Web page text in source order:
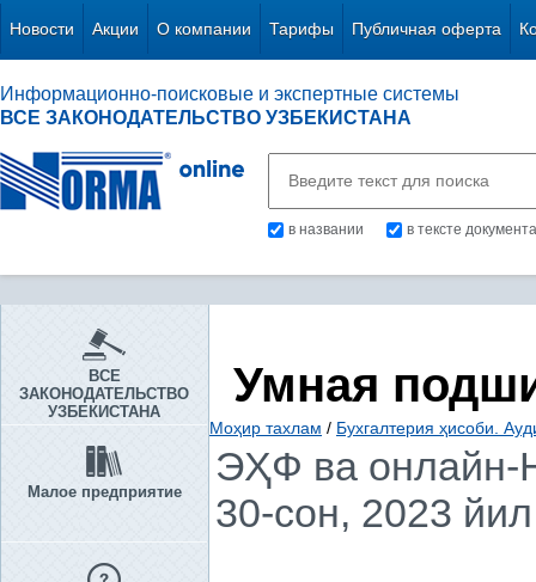
Новости Акции О компании Тарифы Публичная оферта
Информационно-поисковые и экспертные системы
ВСЕ ЗАКОНОДАТЕЛЬСТВО УЗБЕКИСТАНА
в названии в тексте документа
ВСЕ
ЗАКОНОДАТЕЛЬСТВО
УЗБЕКИСТАНА
Малое предприятие
Умная
Моҳир тахлам / Бухгалтерия ҳисоби.
ЭҲФ ва онлайн-
30-сон, 2023 йил